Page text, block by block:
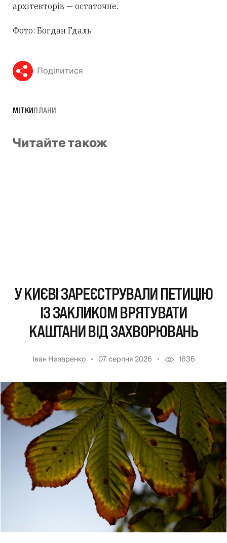
архітекторів — остаточне.
Фото: Богдан Гдаль
Поділитися
МІТКИПЛАНИ
Читайте також
У КИЄВІ ЗАРЕЄСТРУВАЛИ ПЕТИЦІЮ
ІЗ ЗАКЛИКОМ ВРЯТУВАТИ
КАШТАНИ ВІД ЗАХВОРЮВАНЬ
Іван Назаренко 07 серпня 2026 1636